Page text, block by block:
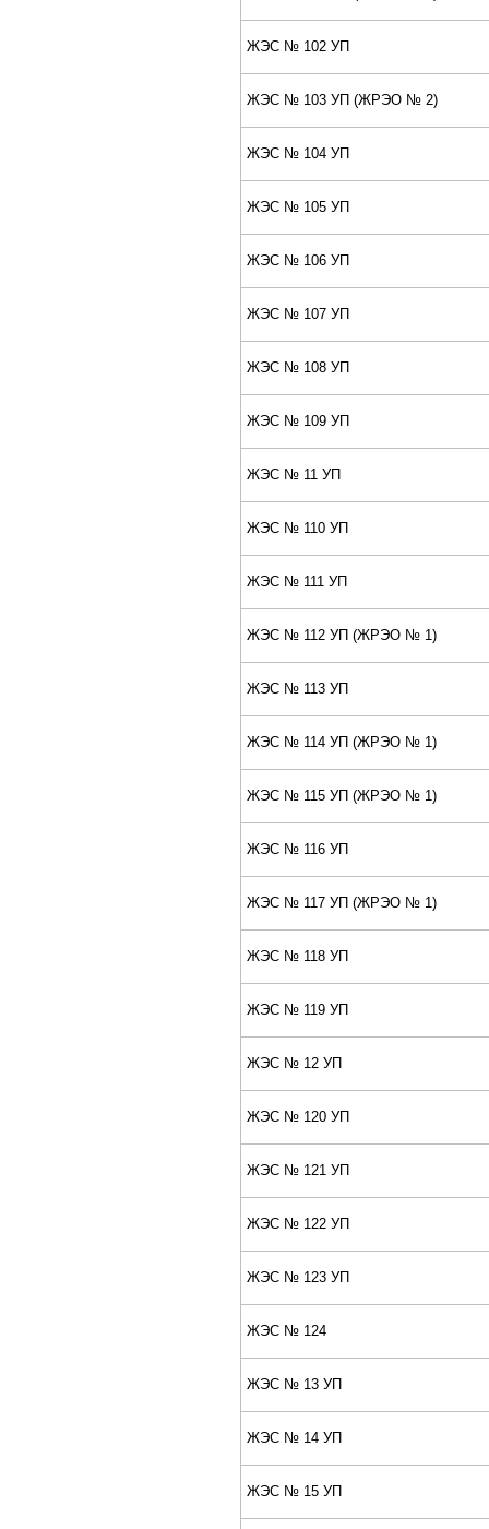
ЖЭС № 102 УП
ЖЭС № 103 УП (ЖPЭО № 2)
ЖЭС № 104 УП
ЖЭС № 105 УП
ЖЭС № 106 УП
ЖЭС № 107 УП
ЖЭС № 108 УП
ЖЭС № 109 УП
ЖЭС № 11 УП
ЖЭС № 110 УП
ЖЭС № 111 УП
ЖЭС № 112 УП (ЖPЭО № 1)
ЖЭС № 113 УП
ЖЭС № 114 УП (ЖPЭО № 1)
ЖЭС № 115 УП (ЖPЭО № 1)
ЖЭС № 116 УП
ЖЭС № 117 УП (ЖPЭО № 1)
ЖЭС № 118 УП
ЖЭС № 119 УП
ЖЭС № 12 УП
ЖЭС № 120 УП
ЖЭС № 121 УП
ЖЭС № 122 УП
ЖЭС № 123 УП
ЖЭС № 124
ЖЭС № 13 УП
ЖЭС № 14 УП
ЖЭС № 15 УП